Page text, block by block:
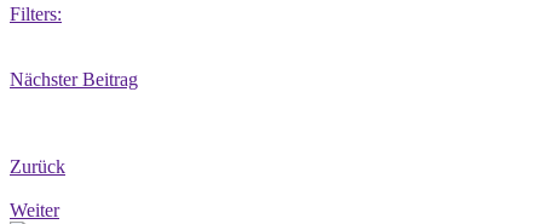
Filters:
Nächster Beitrag
Zurück
Weiter